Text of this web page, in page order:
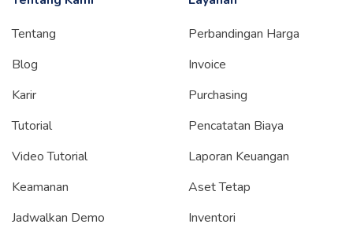
Tentang
Blog
Karir
Tutorial
Video Tutorial
Keamanan
Jadwalkan Demo
Perbandingan Harga
Invoice
Purchasing
Pencatatan Biaya
Laporan Keuangan
Aset Tetap
Inventori